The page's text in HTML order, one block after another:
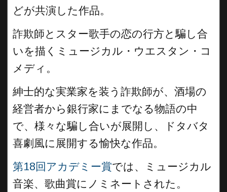
どが共演した作品。
詐欺師とスター歌手の恋の行方と騙し合
いを描くミュージカル・ウエスタン・コ
メディ。
紳士的な実業家を装う詐欺師が、酒場の
経営者から銀行家にまでなる物語の中
で、様々な騙し合いが展開し、ドタバタ
喜劇風に展開する愉快な作品。
第18回アカデミー賞では、ミュージカル
音楽、歌曲賞にノミネートされた。